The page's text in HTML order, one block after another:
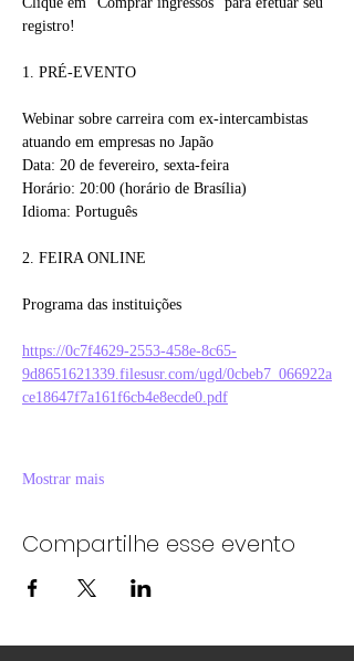
registro!
1. PRÉ-EVENTO
Webinar sobre carreira com ex-intercambistas
atuando em empresas no Japão
Data: 20 de fevereiro, sexta-feira
Horário: 20:00 (horário de Brasília)
Idioma: Português
2. FEIRA ONLINE
Programa das instituições
https://0c7f4629-2553-458e-8c65-
9d8651621339.filesusr.com/ugd/0cbeb7_066922a
ce18647f7a161f6cb4e8ecde0.pdf
Mostrar mais
Compartilhe esse evento